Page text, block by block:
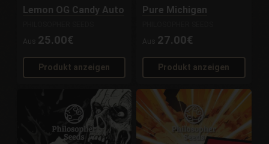
Lemon OG Candy Auto
Aus 25.00€
Produkt anzeigen
Pure Michigan
Aus 27.00€
Produkt anzeigen